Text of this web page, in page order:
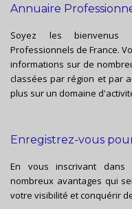
Annuaire
Soyez les bienvenus
Professionnels de France.
informations sur de
classées par région et par
plus sur un domaine
Enregistrez-vous
En vous inscrivant
nombreux avantages qui
votre visibilité et conquérir